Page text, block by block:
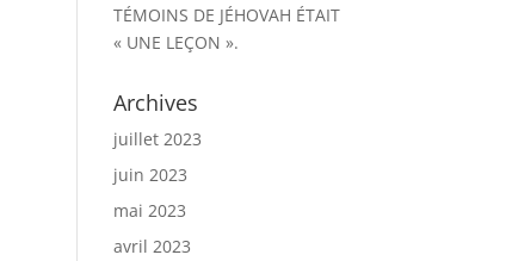
TÉMOINS DE JÉHOVAH ÉTAIT
« UNE LEÇON ».
Archives
juillet 2023
juin 2023
mai 2023
avril 2023